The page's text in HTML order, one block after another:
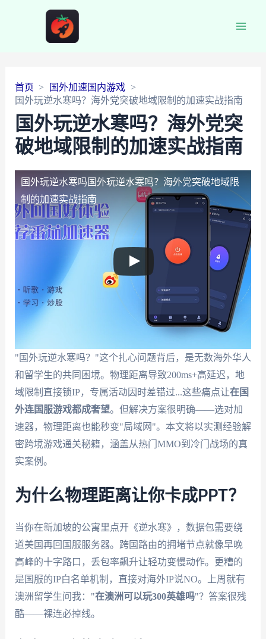
首页
国外加速国内游戏
国外玩逆水寒吗？海外党突破地域限制的加速实战指南
国外玩逆水寒吗？海外党突
破地域限制的加速实战指南
国外玩逆水寒吗国外玩逆水寒吗？海外党突破地域限
制的加速实战指南
"国外玩逆水寒吗？"这个扎心问题背后，是无数海外华人
和留学生的共同困境。物理距离导致200ms+高延迟，地
域限制直接锁IP，专属活动因时差错过...这些痛点让在国
外连国服游戏都成奢望。但解决方案很明确——选对加
速器，物理距离也能秒变"局域网"。本文将以实测经验解
密跨境游戏通关秘籍，涵盖从热门MMO到冷门战场的真
实案例。
为什么物理距离让你卡成PPT？
当你在新加坡的公寓里点开《逆水寒》，数据包需要绕
道美国再回国服服务器。跨国路由的拥堵节点就像早晚
高峰的十字路口，丢包率飙升让轻功变慢动作。更糟的
是国服的IP白名单机制，直接对海外IP说NO。上周就有
澳洲留学生问我："在澳洲可以玩300英雄吗"？答案很残
酷——裸连必掉线。